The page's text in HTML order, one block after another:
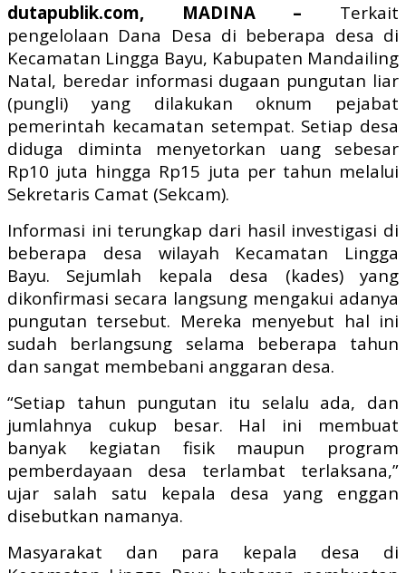
dutapublik.com, MADINA – Terkait
pengelolaan Dana Desa di beberapa desa di
Kecamatan Lingga Bayu, Kabupaten Mandailing
Natal, beredar informasi dugaan pungutan liar
(pungli) yang dilakukan oknum pejabat
pemerintah kecamatan setempat. Setiap desa
diduga diminta menyetorkan uang sebesar
Rp10 juta hingga Rp15 juta per tahun melalui
Sekretaris Camat (Sekcam).
Informasi ini terungkap dari hasil investigasi di
beberapa desa wilayah Kecamatan Lingga
Bayu. Sejumlah kepala desa (kades) yang
dikonfirmasi secara langsung mengakui adanya
pungutan tersebut. Mereka menyebut hal ini
sudah berlangsung selama beberapa tahun
dan sangat membebani anggaran desa.
“Setiap tahun pungutan itu selalu ada, dan
jumlahnya cukup besar. Hal ini membuat
banyak kegiatan fisik maupun program
pemberdayaan desa terlambat terlaksana,”
ujar salah satu kepala desa yang enggan
disebutkan namanya.
Masyarakat dan para kepala desa di